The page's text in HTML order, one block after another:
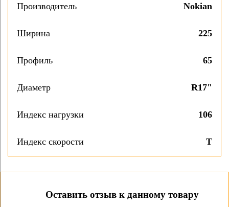
Производитель Nokian
Ширина 225
Профиль 65
Диаметр R17"
Индекс нагрузки 106
Индекс скорости T
Оставить отзыв к данному товару